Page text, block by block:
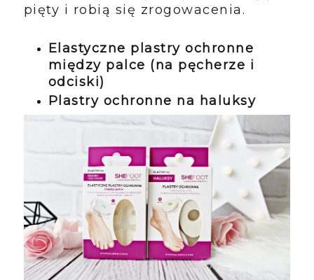
pięty i robią się zrogowacenia.
Elastyczne plastry ochronne
między palce (na pęcherze i
odciski)
Plastry ochronne na haluksy